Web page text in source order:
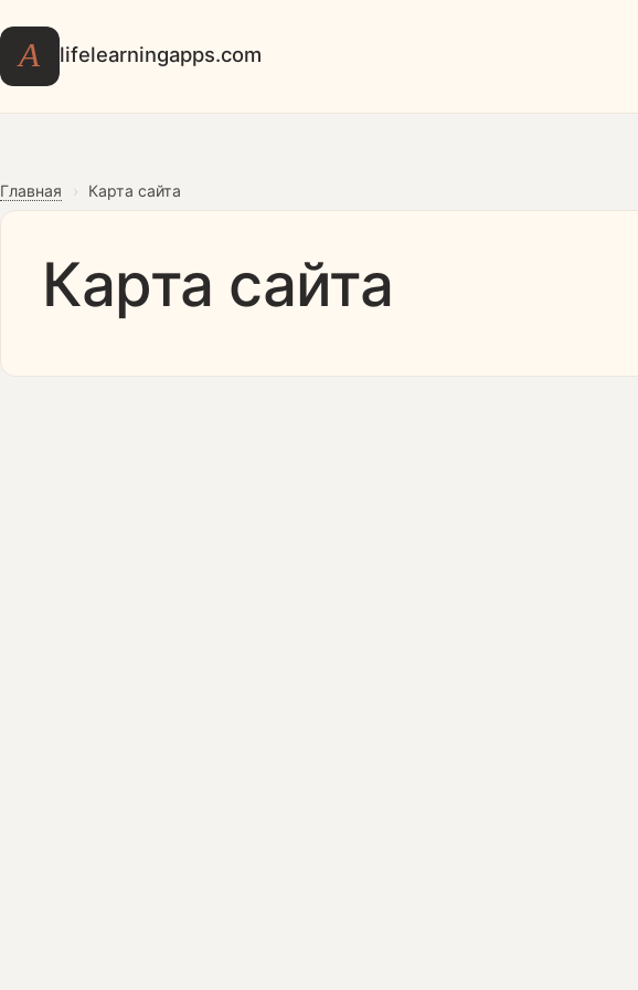
А lifelearningapps.com
Главная › Карта сайта
Карта сайта